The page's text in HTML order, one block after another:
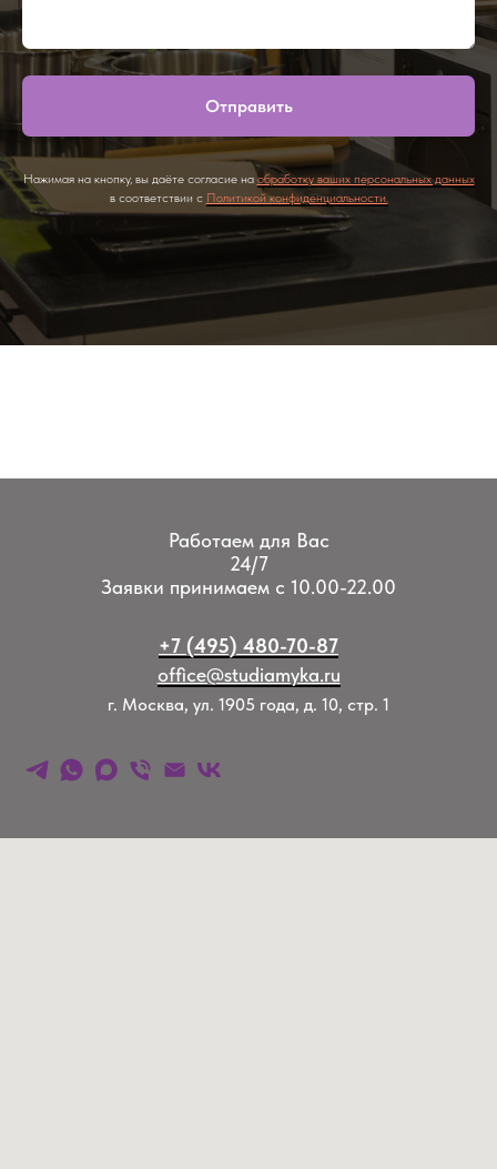
Отправить
Нажимая на кнопку, вы даёте согласие на обработку ваших персональных данных
в соответствии с Политикой конфиденциальности.
Работаем для Вас
24/7
Заявки принимаем с 10.00-22.00
+7 (495) 480-70-87
office@studiamyka.ru
г. Москва, ул. 1905 года, д. 10, стр. 1